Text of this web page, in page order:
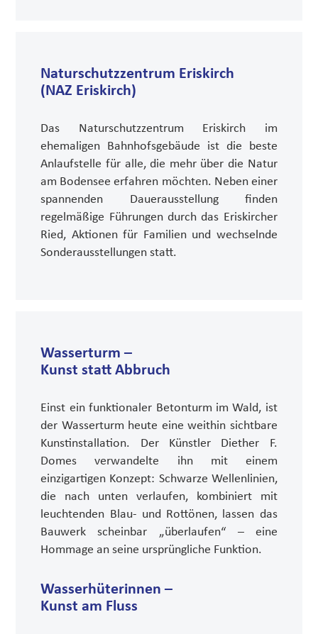
Naturschutzzentrum Eriskirch
(NAZ Eriskirch)
Das Naturschutzzentrum Eriskirch im
ehemaligen Bahnhofsgebäude ist die beste
Anlaufstelle für alle, die mehr über die Natur
am Bodensee erfahren möchten. Neben einer
spannenden Dauerausstellung finden
regelmäßige Führungen durch das Eriskircher
Ried, Aktionen für Familien und wechselnde
Sonderausstellungen statt.
Wasserturm –
Kunst statt Abbruch
Einst ein funktionaler Betonturm im Wald, ist
der Wasserturm heute eine weithin sichtbare
Kunstinstallation. Der Künstler Diether F.
Domes verwandelte ihn mit einem
einzigartigen Konzept: Schwarze Wellenlinien,
die nach unten verlaufen, kombiniert mit
leuchtenden Blau- und Rottönen, lassen das
Bauwerk scheinbar „überlaufen“ – eine
Hommage an seine ursprüngliche Funktion.
Wasserhüterinnen –
Kunst am Fluss